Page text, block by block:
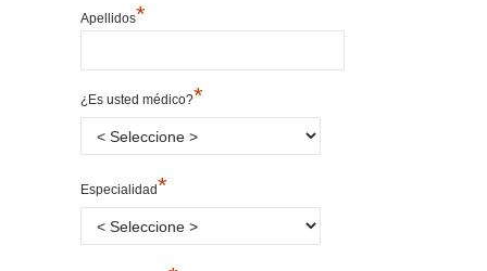
Apellidos*
¿Es usted médico?*
Especialidad*